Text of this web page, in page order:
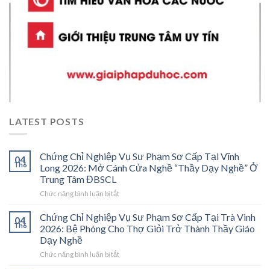
LATEST POSTS
04
Th6
Chứng Chỉ Nghiệp Vụ Sư Phạm Sơ Cấp Tại Vĩnh
Long 2026: Mở Cánh Cửa Nghề “Thầy Dạy Nghề” Ở
Trung Tâm ĐBSCL
Chức năng bình luận bị tắtở
Chỉ
Nghiệp
Vụ
Phạm
04
Th6
Chứng Chỉ Nghiệp Vụ Sư Phạm Sơ Cấp Tại Trà Vinh
2026: Bệ Phóng Cho Thợ Giỏi Trở Thành Thầy Giáo
Dạy Nghề
Chức năng bình luận bị tắtở